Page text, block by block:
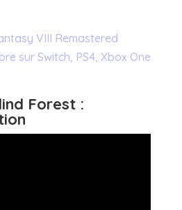
VIII Remastered
sur Switch, PS4, Xbox One
Forest :